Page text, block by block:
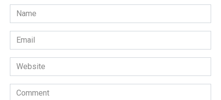
Name
*
Email
*
Website
Comment